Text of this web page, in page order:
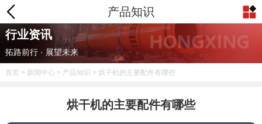
产品知识
行业资讯
拓路前行 · 展望未来
首页 > 新闻中心> 产品知识 > 烘干机的主要配件有哪些
烘干机的主要配件有哪些